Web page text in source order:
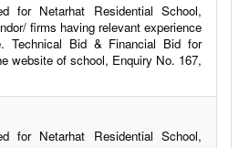
for Netarhat Residential School,
firms having relevant experience
Technical Bid & Financial Bid for
website of school, Enquiry No. 167,
for Netarhat Residential School,